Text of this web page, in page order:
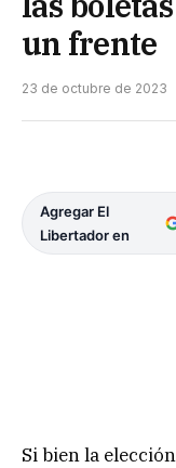
un frente
23 de octubre de 2023
Agregar El
Libertador en
Si bien la